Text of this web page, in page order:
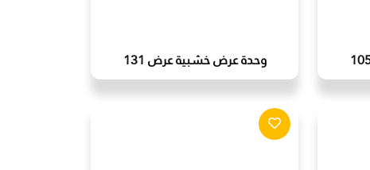
وحدة عرض خشبية عرض 131